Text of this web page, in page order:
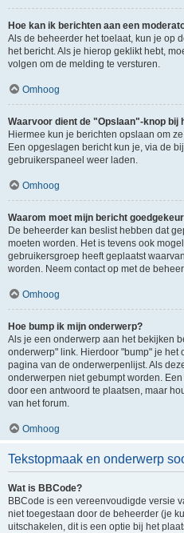
Hoe kan ik berichten aan een
Als de beheerder het toelaat, kun je op
het bericht. Als je hierop geklikt hebt,
volgen om de melding te versturen.
Omhoog
Waarvoor dient de "Opslaan"-knop bij
Hiermee kun je berichten opslaan om
Een opgeslagen bericht kun je, via de
gebruikerspaneel weer laden.
Omhoog
Waarom moet mijn bericht
De beheerder kan beslist hebben dat
moeten worden. Het is tevens ook
gebruikersgroep heeft geplaatst
worden. Neem contact op met de
Omhoog
Hoe bump ik mijn onderwerp?
Als je een onderwerp aan het bekijken
onderwerp" link. Hierdoor "bump" je het
pagina van de onderwerpenlijst. Als
onderwerpen niet gebumpt worden.
door een antwoord te plaatsen, maar
van het forum.
Omhoog
Tekstopmaak en onderwerp
Wat is BBCode?
BBCode is een vereenvoudigde versie
niet toegestaan door de beheerder (je
uitschakelen, dit is een optie bij het